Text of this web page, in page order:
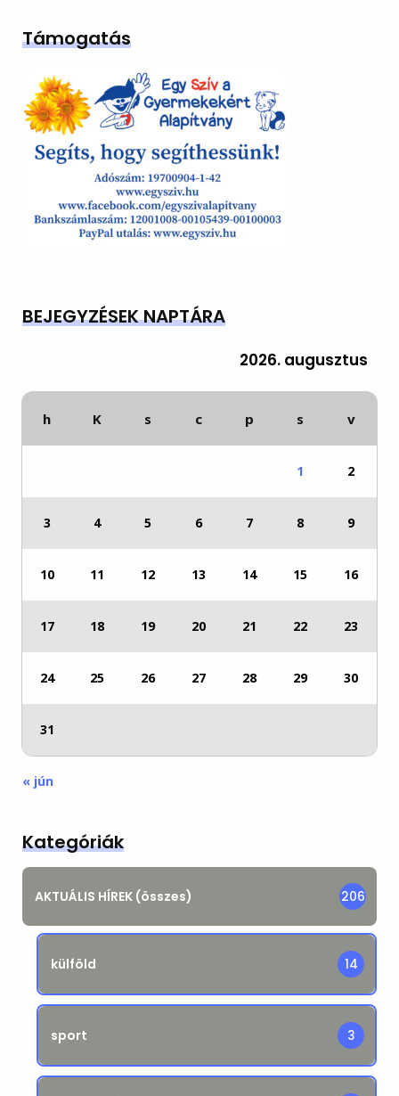
Támogatás
BEJEGYZÉSEK NAPTÁRA
2026. augusztus
h K s c p s v
1 2
3 4 5 6 7 8 9
10 11 12 13 14 15 16
17 18 19 20 21 22 23
24 25 26 27 28 29 30
31
« jún
Kategóriák
AKTUÁLIS HÍREK (összes) 206
külföld 14
sport 3